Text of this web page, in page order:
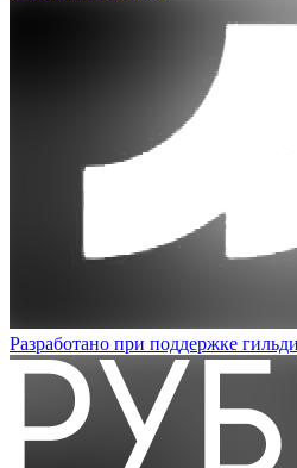
Разработано при поддержке